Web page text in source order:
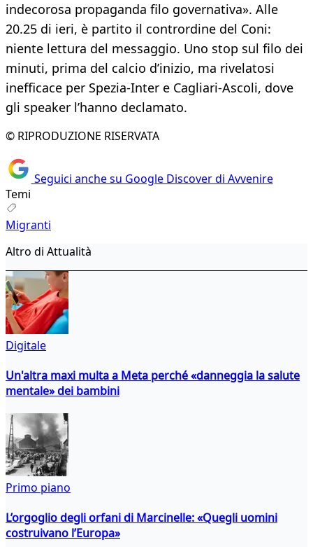
indecorosa propaganda filo governativa». Alle
20.25 di ieri, è partito il contrordine del Coni:
niente lettura del messaggio. Uno stop sul filo dei
minuti, prima del calcio d’inizio, ma rivelatosi
inefficace per Spezia-Inter e Cagliari-Ascoli, dove
gli speaker l’hanno declamato.
© RIPRODUZIONE RISERVATA
Seguici anche su Google Discover di Avvenire
Temi
Migranti
Altro di Attualità
Digitale
Un'altra maxi multa a Meta perché «danneggia la salute
mentale» dei bambini
Primo piano
L’orgoglio degli orfani di Marcinelle: «Quegli uomini
costruivano l’Europa»